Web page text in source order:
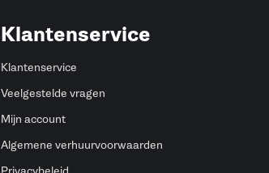
Klantenservice
Klantenservice
Veelgestelde vragen
Mijn account
Algemene verhuurvoorwaarden